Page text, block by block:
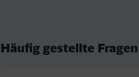
Häufig gestellte Fragen